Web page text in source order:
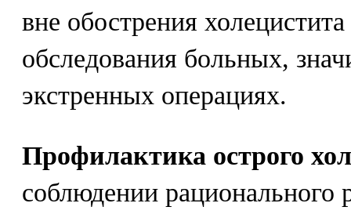
вне обострения
обследования больных,
экстренных операциях.
Профилактика острого
соблюдении рационального